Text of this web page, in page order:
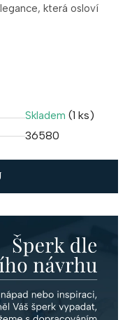
která osloví
Skladem (1 ks)
36580